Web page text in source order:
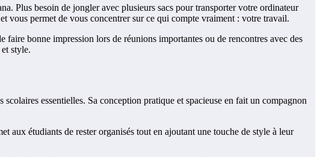
Plus besoin de jongler avec plusieurs sacs pour transporter votre ordinateur
vous permet de vous concentrer sur ce qui compte vraiment : votre travail.
bonne impression lors de réunions importantes ou de rencontres avec des
style.
essentielles. Sa conception pratique et spacieuse en fait un compagnon
aux étudiants de rester organisés tout en ajoutant une touche de style à leur